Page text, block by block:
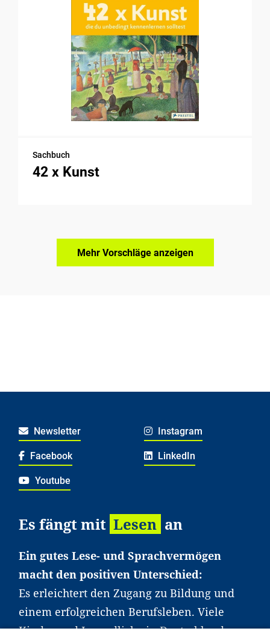
Sachbuch
42 x Kunst
Mehr Vorschläge anzeigen
Newsletter Instagram
Facebook LinkedIn
Youtube
Es fängt mit Lesen an
Ein gutes Lese- und Sprachvermögen
macht den positiven Unterschied:
Es erleichtert den Zugang zu Bildung und
einem erfolgreichen Berufsleben. Viele
Kinder und Jugendliche in Deutschland